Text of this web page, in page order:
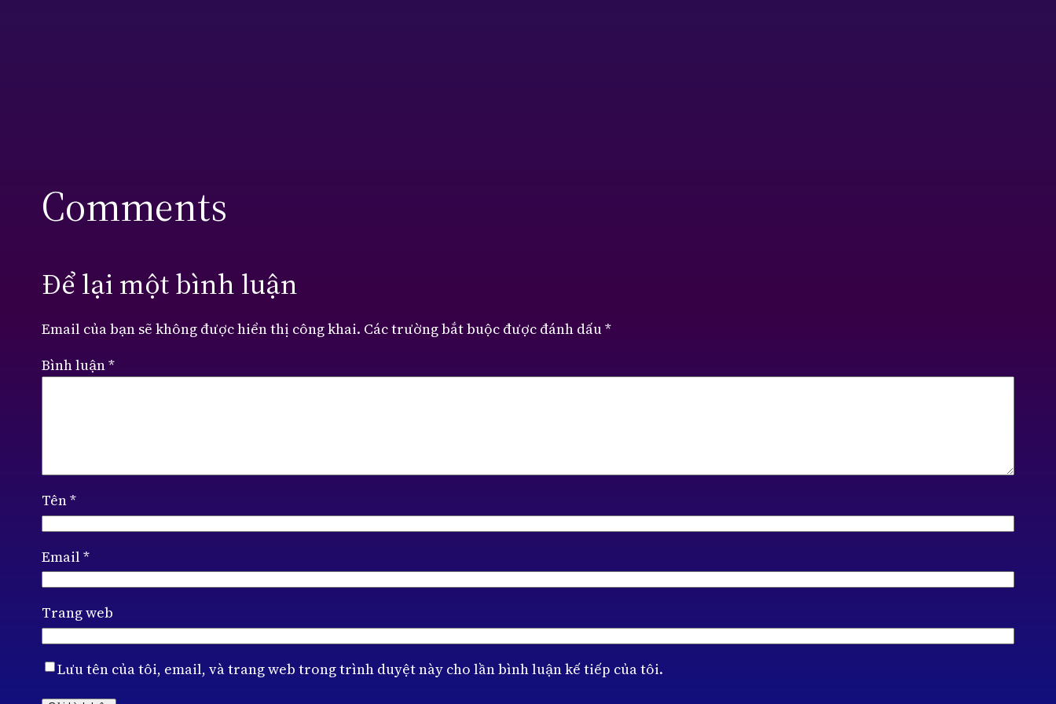
Comments
Để lại một bình luận
Email của bạn sẽ không được hiển thị công khai. Các trường bắt buộc được đánh dấu*
Bình luận*
Tên*
Email*
Trang web
Lưu tên của tôi, email, và trang web trong trình duyệt này cho lần bình luận kế tiếp của tôi.